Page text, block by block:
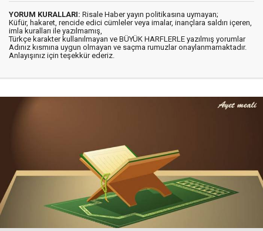
YORUM KURALLARI: Risale Haber yayın politikasına uymayan;
Küfür, hakaret, rencide edici cümleler veya imalar, inançlara saldırı içeren,
imla kuralları ile yazılmamış,
Türkçe karakter kullanılmayan ve BÜYÜK HARFLERLE yazılmış yorumlar
Adınız kısmına uygun olmayan ve saçma rumuzlar onaylanmamaktadır.
Anlayışınız için teşekkür ederiz.